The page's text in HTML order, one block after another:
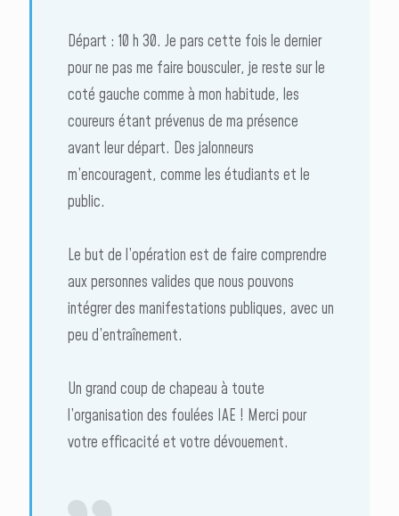
Départ : 10 h 30. Je pars cette fois le dernier
pour ne pas me faire bousculer, je reste sur le
coté gauche comme à mon habitude, les
coureurs étant prévenus de ma présence
avant leur départ. Des jalonneurs
m’encouragent, comme les étudiants et le
public.
Le but de l’opération est de faire comprendre
aux personnes valides que nous pouvons
intégrer des manifestations publiques, avec un
peu d’entraînement.
Un grand coup de chapeau à toute
l’organisation des foulées IAE ! Merci pour
votre efficacité et votre dévouement.